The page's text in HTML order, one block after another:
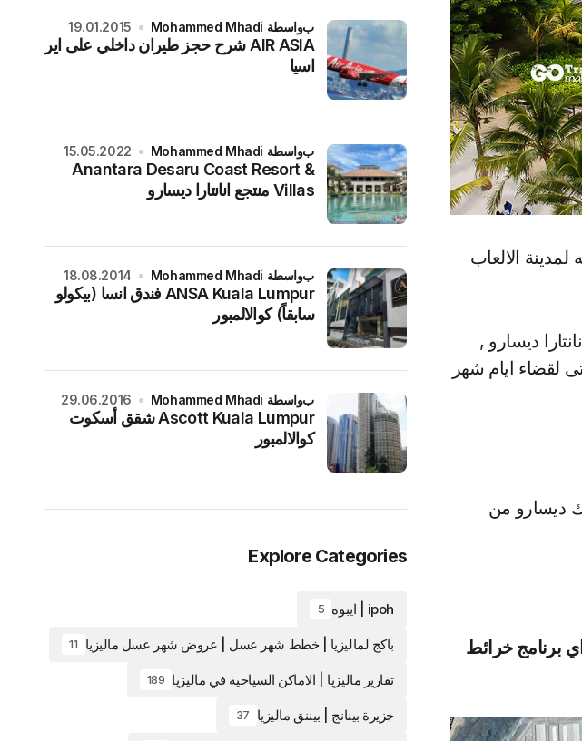
الالعاب
ديسارو ,
لقضاء ايام شهر
ديسارو من
برنامج خرائط
AIR ASIA شرح حجز طيران داخلي على اير
اسيا
بواسطة Mohammed Mhadi 19.01.2015
Anantara Desaru Coast Resort &
Villas منتجع انانتارا ديسارو
بواسطة Mohammed Mhadi 15.05.2022
ANSA Kuala Lumpur فندق انسا (بيكولو
سابقاً) كوالالمبور
بواسطة Mohammed Mhadi 18.08.2014
Ascott Kuala Lumpur شقق أسكوت
كوالالمبور
بواسطة Mohammed Mhadi 29.06.2016
Explore Categories
ipoh | ايبوه 5
باكج لماليزيا | خطط شهر عسل | عروض شهر عسل ماليزيا 11
تقارير ماليزيا | الاماكن السياحية في ماليزيا 189
جزيرة بينانج | بيننق ماليزيا 37